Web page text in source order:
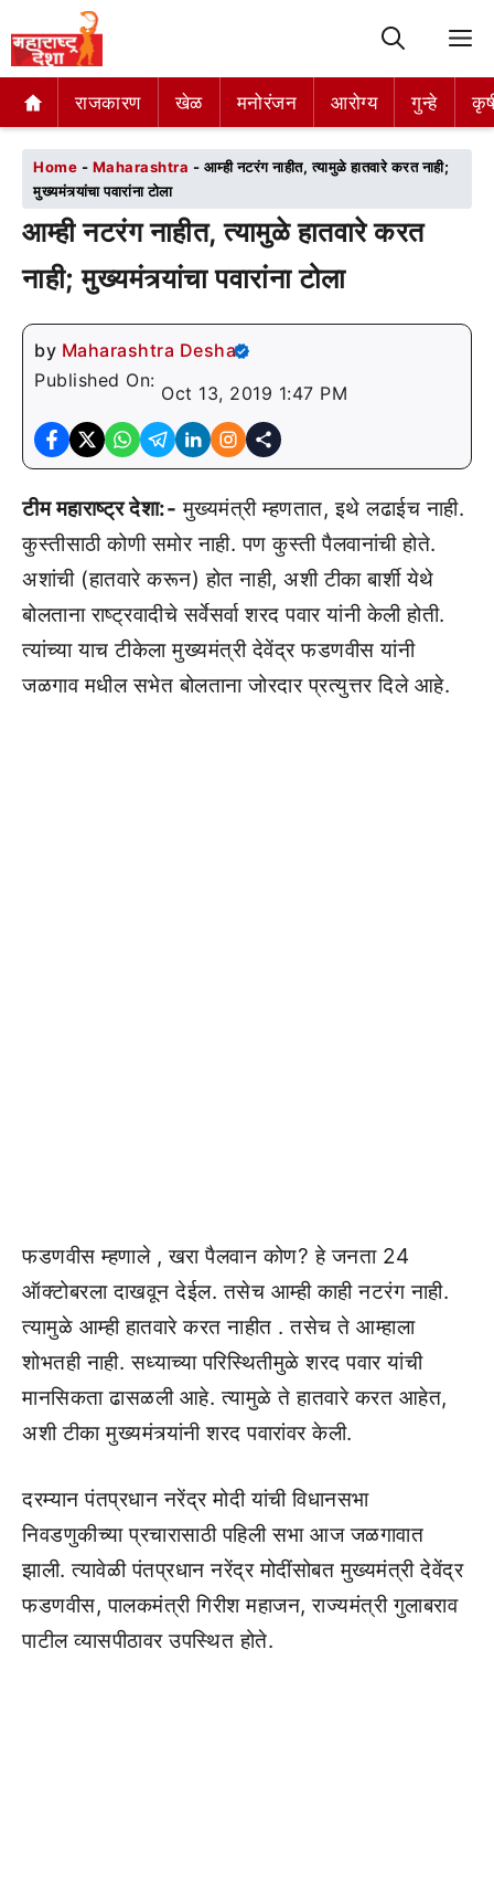
राजकारण खेळ मनोरंजन आरोग्य गुन्हे
राजकारण खेळ मनोरंजन आरोग्य गुन्हे
Home - Maharashtra - आम्ही नटरंग नाहीत, त्यामुळे हातवारे करत नाही;
मुख्यमंत्र्यांचा पवारांना टोला
आम्ही नटरंग नाहीत, त्यामुळे हातवारे करत
नाही; मुख्यमंत्र्यांचा पवारांना टोला
by Maharashtra Desha
Published On:
Oct 13, 2019 1:47 PM
टीम महाराष्ट्र देशा:- मुख्यमंत्री म्हणतात, इथे लढाईच नाही.
कुस्तीसाठी कोणी समोर नाही. पण कुस्ती पैलवानांची होते.
अशांची (हातवारे करून) होत नाही, अशी टीका बार्शी येथे
बोलताना राष्ट्रवादीचे सर्वेसर्वा शरद पवार यांनी केली होती.
त्यांच्या याच टीकेला मुख्यमंत्री देवेंद्र फडणवीस यांनी
जळगाव मधील सभेत बोलताना जोरदार प्रत्युत्तर दिले आहे.
फडणवीस म्हणाले , खरा पैलवान कोण? हे जनता 24
ऑक्टोबरला दाखवून देईल. तसेच आम्ही काही नटरंग नाही.
त्यामुळे आम्ही हातवारे करत नाहीत . तसेच ते आम्हाला
शोभतही नाही. सध्याच्या परिस्थितीमुळे शरद पवार यांची
मानसिकता ढासळली आहे. त्यामुळे ते हातवारे करत आहेत,
अशी टीका मुख्यमंत्र्यांनी शरद पवारांवर केली.
दरम्यान पंतप्रधान नरेंद्र मोदी यांची विधानसभा
निवडणुकीच्या प्रचारासाठी पहिली सभा आज जळगावात
झाली. त्यावेळी पंतप्रधान नरेंद्र मोदींसोबत मुख्यमंत्री देवेंद्र
फडणवीस, पालकमंत्री गिरीश महाजन, राज्यमंत्री गुलाबराव
पाटील व्यासपीठावर उपस्थित होते.